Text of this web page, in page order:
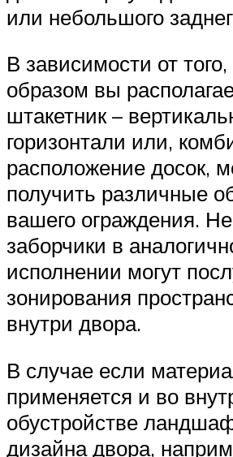
или небольшого
В зависимости от
образом вы
штакетник –
горизонтали или,
расположение досок,
получить различные
вашего ограждения.
заборчики в
исполнении могут
зонирования
внутри двора.
В случае если
применяется и во
обустройстве
дизайна двора,